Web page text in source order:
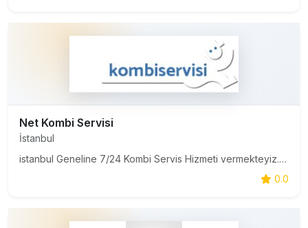
Net Kombi Servisi
İstanbul
istanbul Geneline 7/24 Kombi Servis Hizmeti vermekteyiz. Acil Kombi Servisi, Kombi Bakımı, Kombi Tamiri, Kombi Arıza Konusunda Profosyonel Hizmet vermekteyiz.
0.0